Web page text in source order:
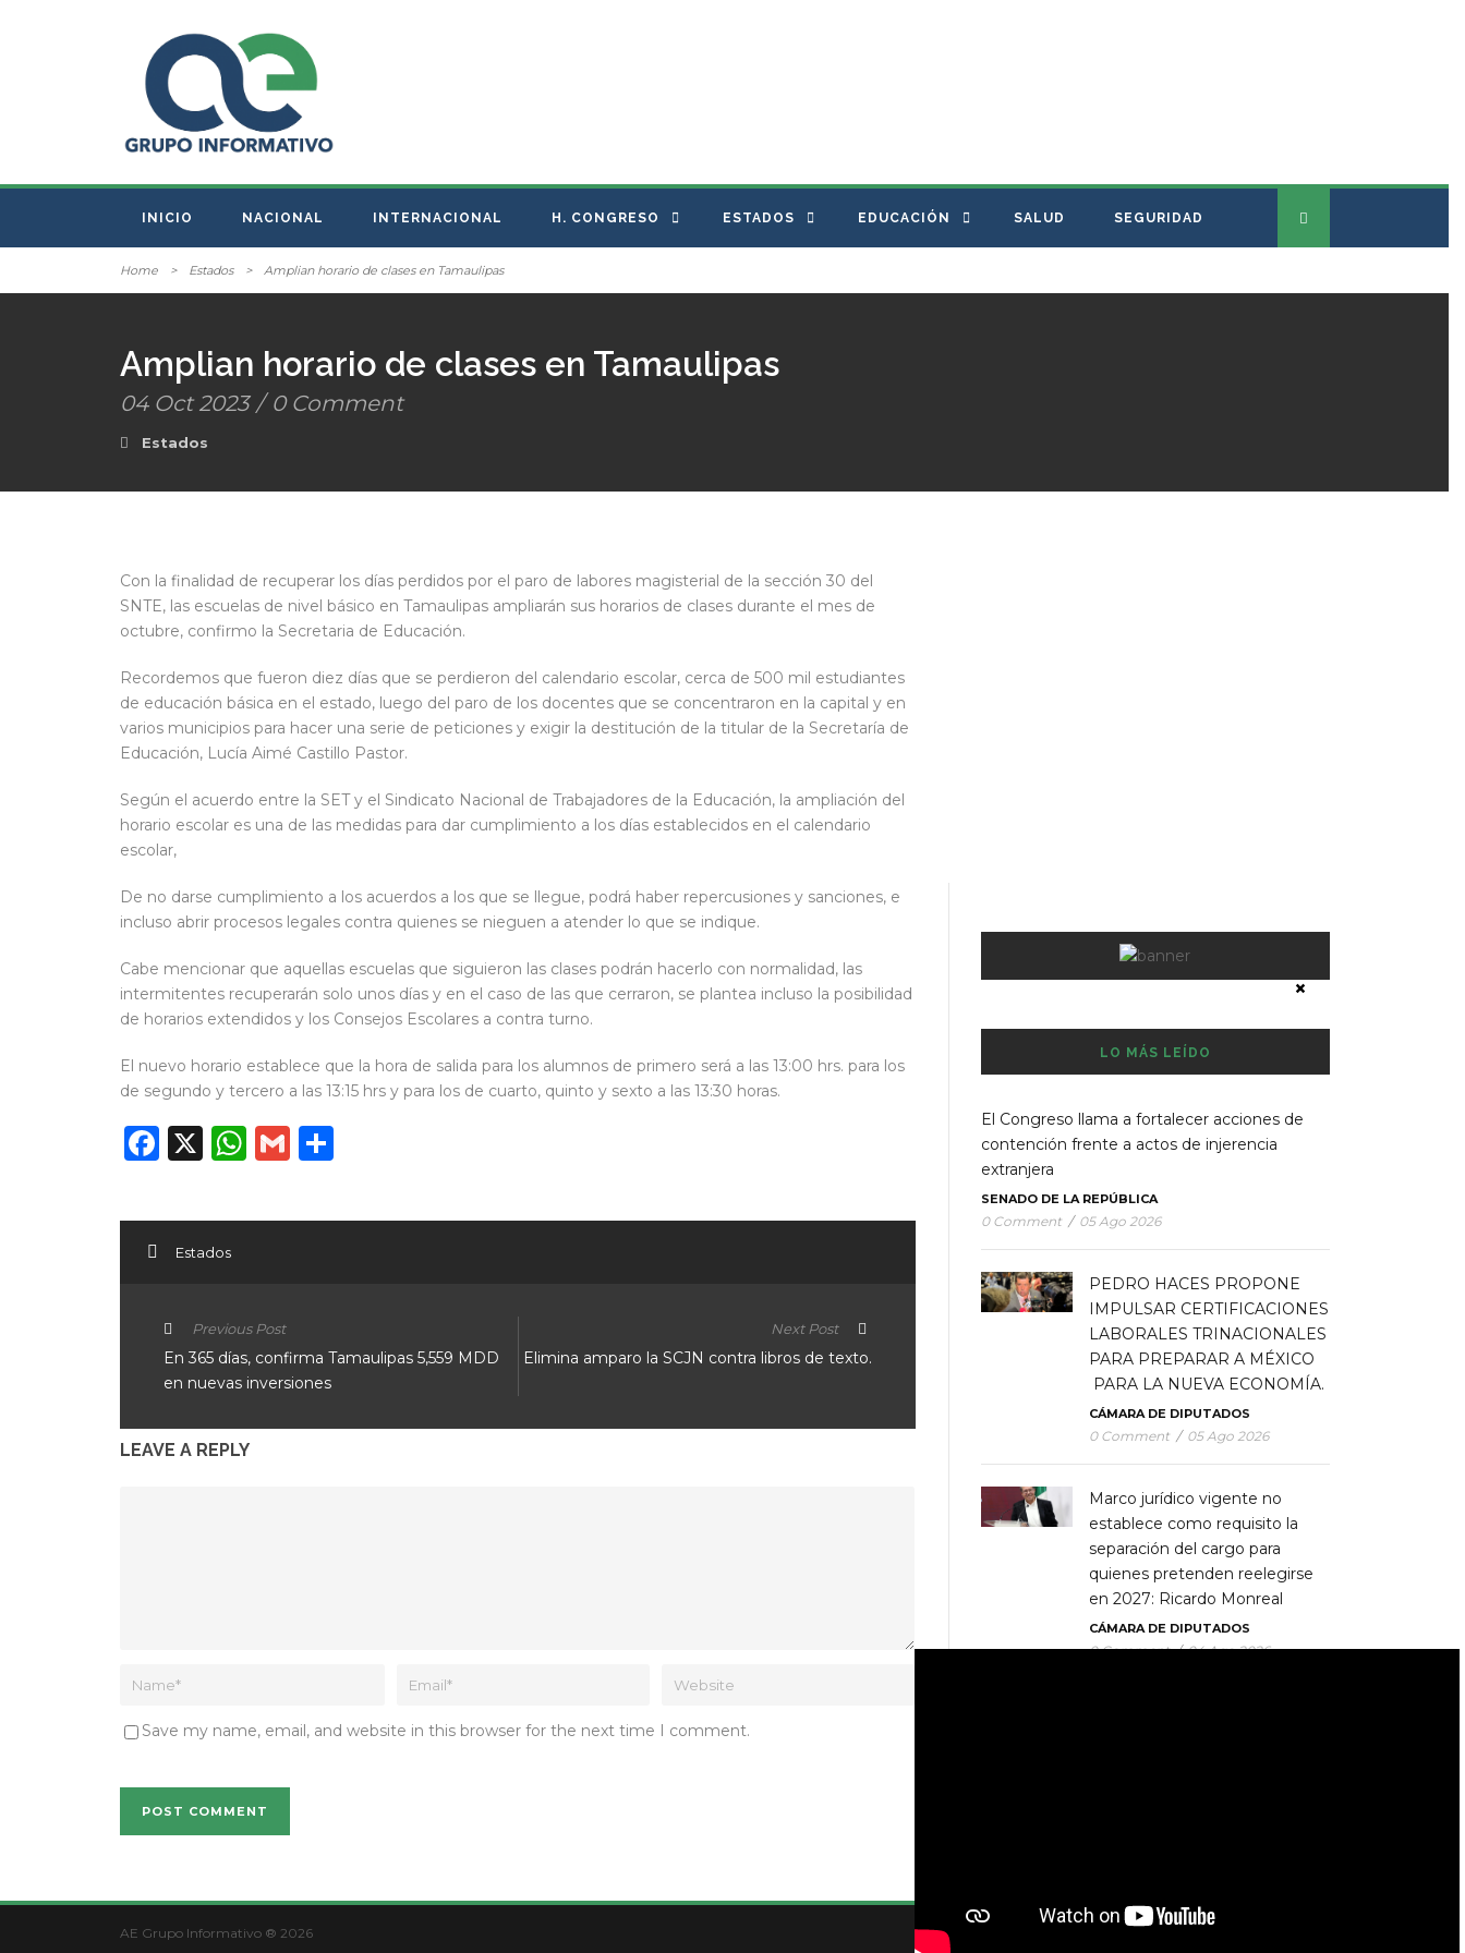
INICIO NACIONAL INTERNACIONAL H. CONGRESO ESTADOS EDUCACIÓN SALUD SEGURIDAD
Home > Estados > Amplian horario de clases en Tamaulipas
Amplian horario de clases en Tamaulipas
04 Oct 2023 / 0 Comment
Estados
Con la finalidad de recuperar los días perdidos por el paro de labores magisterial de la sección 30 del
SNTE, las escuelas de nivel básico en Tamaulipas ampliarán sus horarios de clases durante el mes de
octubre, confirmo la Secretaria de Educación.
Recordemos que fueron diez días que se perdieron del calendario escolar, cerca de 500 mil estudiantes
de educación básica en el estado, luego del paro de los docentes que se concentraron en la capital y en
varios municipios para hacer una serie de peticiones y exigir la destitución de la titular de la Secretaría de
Educación, Lucía Aimé Castillo Pastor.
Según el acuerdo entre la SET y el Sindicato Nacional de Trabajadores de la Educación, la ampliación del
horario escolar es una de las medidas para dar cumplimiento a los días establecidos en el calendario
escolar,
De no darse cumplimiento a los acuerdos a los que se llegue, podrá haber repercusiones y sanciones, e
incluso abrir procesos legales contra quienes se nieguen a atender lo que se indique.
Cabe mencionar que aquellas escuelas que siguieron las clases podrán hacerlo con normalidad, las
intermitentes recuperarán solo unos días y en el caso de las que cerraron, se plantea incluso la posibilidad
de horarios extendidos y los Consejos Escolares a contra turno.
El nuevo horario establece que la hora de salida para los alumnos de primero será a las 13:00 hrs. para los
de segundo y tercero a las 13:15 hrs y para los de cuarto, quinto y sexto a las 13:30 horas.
Facebook
X WhatsApp
GmailCompartir
Estados
Previous Post
En 365 días, confirma Tamaulipas 5,559 MDD
en nuevas inversiones
Next Post
Elimina amparo la SCJN contra libros de texto.
LEAVE A REPLY
Save my name, email, and website in this browser for the next time I comment.
LO MÁS LEÍDO
El Congreso llama a fortalecer acciones de
contención frente a actos de injerencia
extranjera
SENADO DE LA REPÚBLICA
0 Comment / 05 Ago 2026
PEDRO HACES PROPONE
IMPULSAR CERTIFICACIONES
LABORALES TRINACIONALES
PARA PREPARAR A MÉXICO
PARA LA NUEVA ECONOMÍA.
CÁMARA DE DIPUTADOS
0 Comment / 05 Ago 2026
Marco jurídico vigente no
establece como requisito la
separación del cargo para
quienes pretenden reelegirse
en 2027: Ricardo Monreal
CÁMARA DE DIPUTADOS
0 Comment / 04 Ago 2026
AE Grupo Informativo ® 2026
×